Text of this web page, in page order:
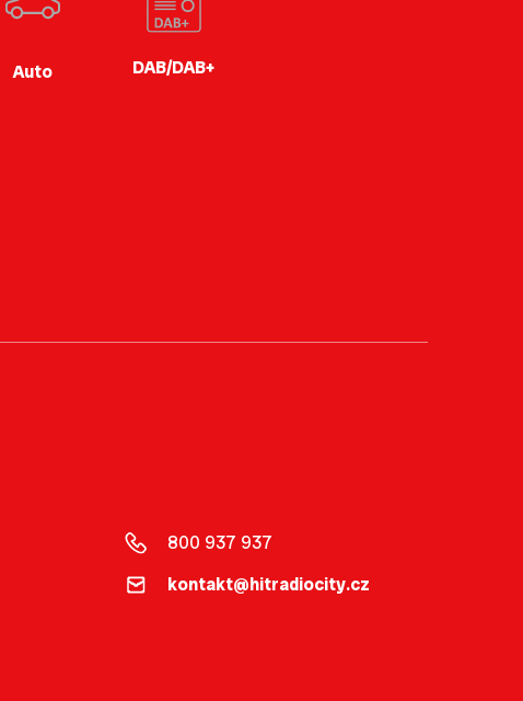
Auto DAB/DAB+
800 937 937
kontakt@hitradiocity.cz